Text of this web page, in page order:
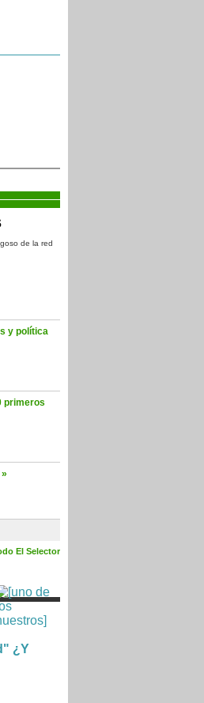
de la red
y política
primeros
El Selector
¿Y